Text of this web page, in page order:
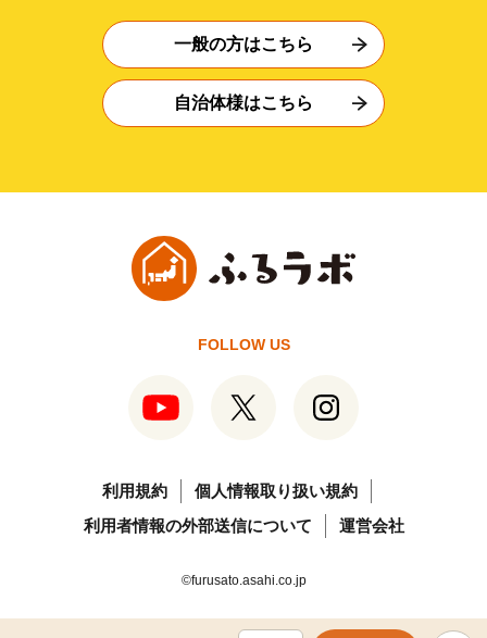
一般の方はこちら
自治体様はこちら
FOLLOW US
利用規約
個人情報取り扱い規約
利用者情報の外部送信について
運営会社
©furusato.asahi.co.jp